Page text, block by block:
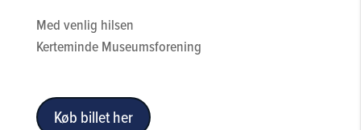
Med venlig hilsen
Kerteminde Museumsforening
Køb billet her